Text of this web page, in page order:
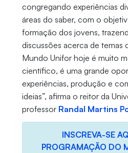
congregando experiências
áreas do saber, com o
formação dos jovens,
discussões acerca de temas
Mundo Unifor hoje é muito
científico, é uma grande
experiências, produção e
ideias”, afirma o reitor da
professor Randal Martins
INSCREVA-SE
PROGRAMAÇÃO DO